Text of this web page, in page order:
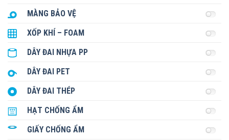
MÀNG BẢO VỆ
XỐP KHÍ – FOAM
DÂY ĐAI NHỰA PP
DÂY ĐAI PET
DÂY ĐAI THÉP
HẠT CHỐNG ẨM
GIẤY CHỐNG ẨM